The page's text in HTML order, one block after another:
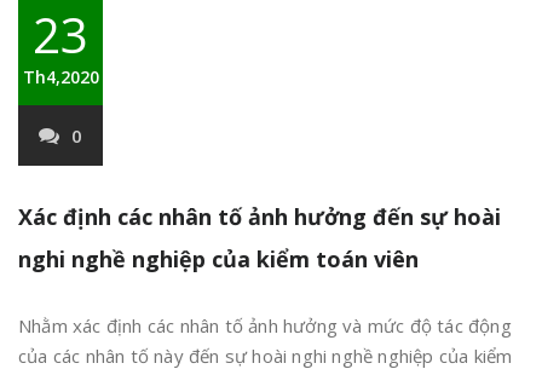
23
Th4,2020
0
Xác định các nhân tố ảnh hưởng đến sự hoài
nghi nghề nghiệp của kiểm toán viên
Nhằm xác định các nhân tố ảnh hưởng và mức độ tác động
của các nhân tố này đến sự hoài nghi nghề nghiệp của kiểm